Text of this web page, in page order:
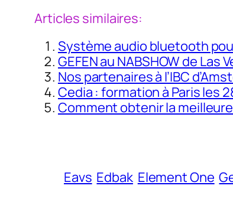
Articles similaires:
Système audio bluetooth
GEFEN au NABSHOW de Las
Nos partenaires à l’IBC
Cedia : formation à Paris les
Comment obtenir la
Eavs Edbak Element One